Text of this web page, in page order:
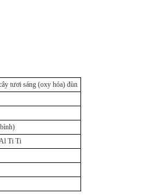
tươi sáng (oxy hóa) đùn
Ti Ti